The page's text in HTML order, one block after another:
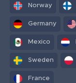
Norway
Germany
Mexico
Sweden
France